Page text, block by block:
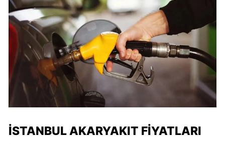
İSTANBUL AKARYAKIT FIYATLARI